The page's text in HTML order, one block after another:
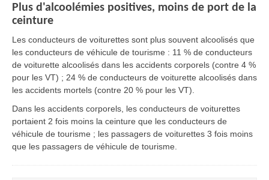
Plus d'alcoolémies positives, moins de port de la
ceinture
Les conducteurs de voiturettes sont plus souvent alcoolisés que
les conducteurs de véhicule de tourisme : 11 % de conducteurs
de voiturette alcoolisés dans les accidents corporels (contre 4 %
pour les VT) ; 24 % de conducteurs de voiturette alcoolisés dans
les accidents mortels (contre 20 % pour les VT).
Dans les accidents corporels, les conducteurs de voiturettes
portaient 2 fois moins la ceinture que les conducteurs de
véhicule de tourisme ; les passagers de voiturettes 3 fois moins
que les passagers de véhicule de tourisme.